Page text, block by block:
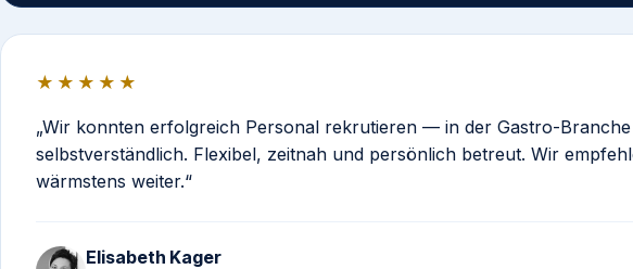
★★★★★
Wir konnten erfolgreich Personal rekrutieren — in der Gastro-
selbstverständlich. Flexibel, zeitnah und persönlich betreut. Wir
wärmstens weiter.
Elisabeth Kager